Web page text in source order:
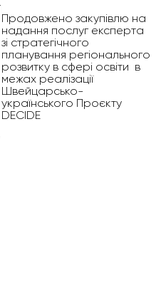
Продовжено закупівлю на
надання послуг експерта
зі стратегічного
планування регіонального
розвитку в сфері освіти в
межах реалізації
Швейцарсько-
українського Проєкту
DECIDE